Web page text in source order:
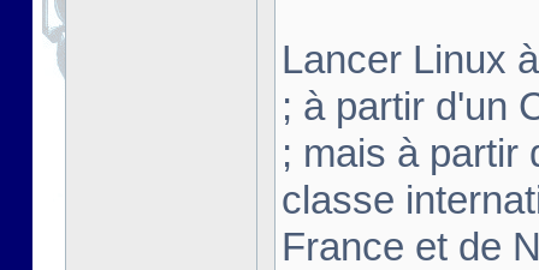
Lancer Linux
; à partir d'un
; mais à partir
classe
France et de